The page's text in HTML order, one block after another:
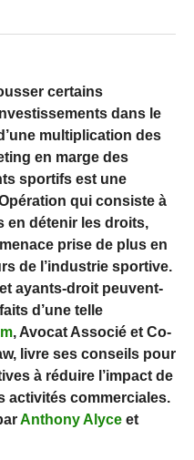
certains
dans le
multiplication des
en marge des
sportifs est une
qui consiste à
en détenir les droits,
prise de plus en
de l’industrie sportive.
ayants-droit peuvent-
d’une telle
, Avocat Associé et Co-
livre ses conseils pour
à réduire l’impact de
activités commerciales.
Anthony Alyceet